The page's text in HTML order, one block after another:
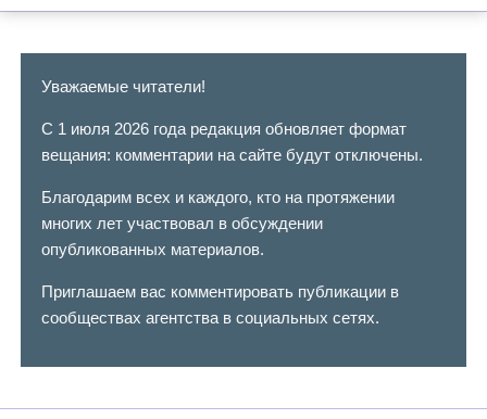
Уважаемые читатели!
С 1 июля 2026 года редакция обновляет формат
вещания: комментарии на сайте будут отключены.
Благодарим всех и каждого, кто на протяжении
многих лет участвовал в обсуждении
опубликованных материалов.
Приглашаем вас комментировать публикации в
сообществах агентства в социальных сетях.